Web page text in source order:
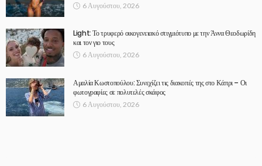
6 Αυγούστου, 2026
Light: Το τρυφερό οικογενειακό στιγμιότυπο με την Άννα Θεοδωρίδη
και τον γιο τους
6 Αυγούστου, 2026
Αμαλία Κωστοπούλου: Συνεχίζει τις διακοπές της στο Κάπρι – Οι
φωτογραφίες σε πολυτελές σκάφος
6 Αυγούστου, 2026